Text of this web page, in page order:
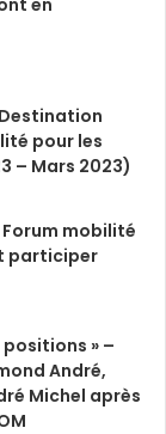
pour les
– Mars 2023)
mobilité
participer
positions » –
André,
Michel après